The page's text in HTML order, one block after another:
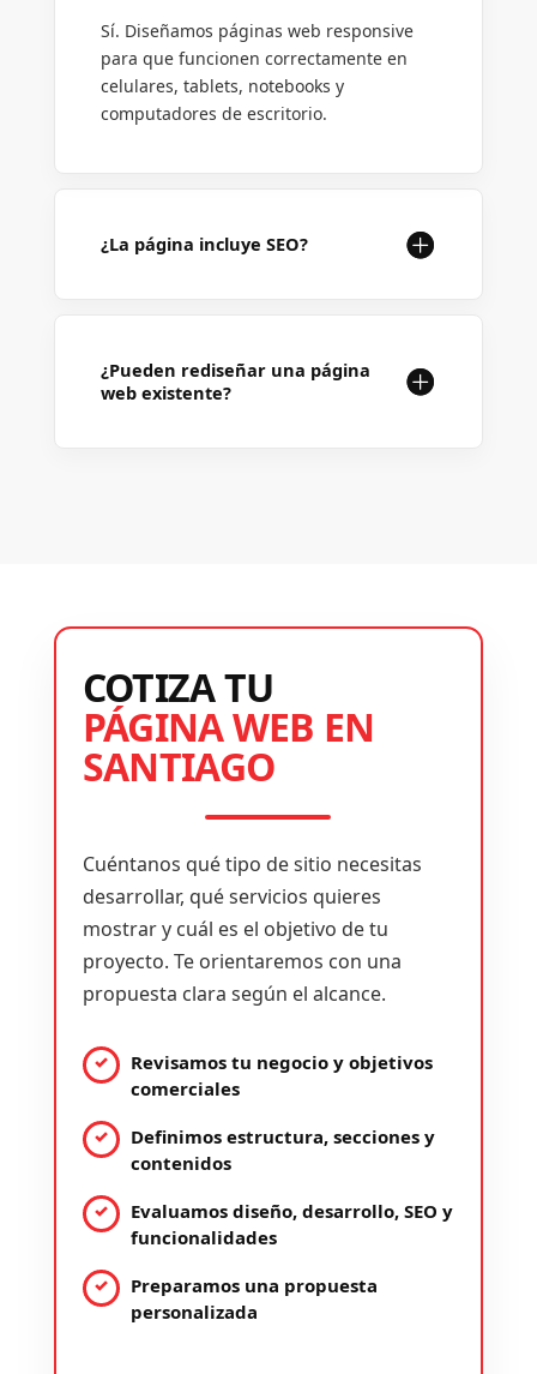
Sí. Diseñamos páginas web responsive
para que funcionen correctamente en
celulares, tablets, notebooks y
computadores de escritorio.
¿La página incluye SEO?
¿Pueden rediseñar una página
web existente?
COTIZA TU
PÁGINA WEB EN
SANTIAGO
Cuéntanos qué tipo de sitio necesitas
desarrollar, qué servicios quieres
mostrar y cuál es el objetivo de tu
proyecto. Te orientaremos con una
propuesta clara según el alcance.
Revisamos tu negocio y objetivos
comerciales
Definimos estructura, secciones y
contenidos
Evaluamos diseño, desarrollo, SEO y
funcionalidades
Preparamos una propuesta
personalizada